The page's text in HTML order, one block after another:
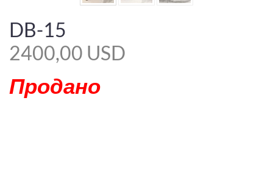
DB-15
2400,00 USD
Продано